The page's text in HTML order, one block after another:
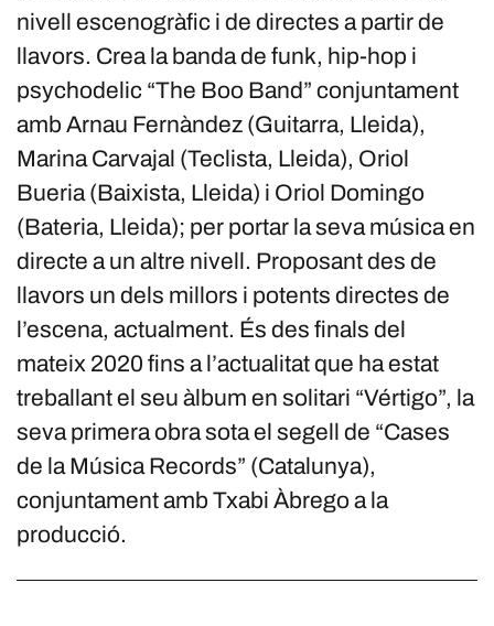
nivell escenogràfic i de directes a partir de
llavors. Crea la banda de funk, hip-hop i
psychodelic “The Boo Band” conjuntament
amb Arnau Fernàndez (Guitarra, Lleida),
Marina Carvajal (Teclista, Lleida), Oriol
Bueria (Baixista, Lleida) i Oriol Domingo
(Bateria, Lleida); per portar la seva música en
directe a un altre nivell. Proposant des de
llavors un dels millors i potents directes de
l’escena, actualment. És des finals del
mateix 2020 fins a l’actualitat que ha estat
treballant el seu àlbum en solitari “Vértigo”, la
seva primera obra sota el segell de “Cases
de la Música Records” (Catalunya),
conjuntament amb Txabi Àbrego a la
producció.